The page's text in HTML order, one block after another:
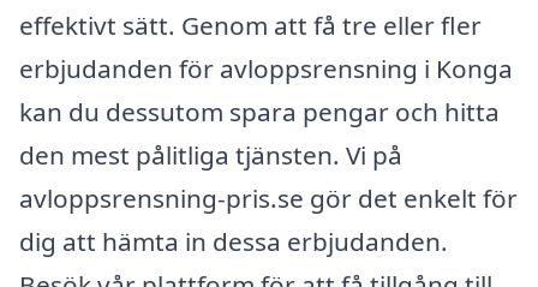
effektivt sätt. Genom att få tre eller fler
erbjudanden för avloppsrensning i Konga
kan du dessutom spara pengar och hitta
den mest pålitliga tjänsten. Vi på
avloppsrensning-pris.se gör det enkelt för
dig att hämta in dessa erbjudanden.